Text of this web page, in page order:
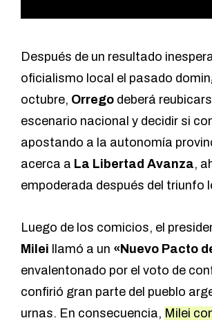
Después de un resultado
oficialismo local el pasado
octubre, Orrego deberá
escenario nacional y decidir si
apostando a la autonomía
acerca a La Libertad Avanza,
empoderada después del triunfo
Luego de los comicios, el
Milei llamó a un «Nuevo Pacto
envalentonado por el voto de
confirió gran parte del pueblo
urnas. En consecuencia, Milei